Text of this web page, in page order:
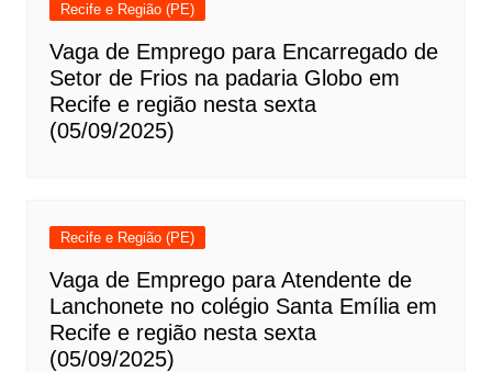
Recife e Região (PE)
Vaga de Emprego para Encarregado de
Setor de Frios na padaria Globo em
Recife e região nesta sexta
(05/09/2025)
Recife e Região (PE)
Vaga de Emprego para Atendente de
Lanchonete no colégio Santa Emília em
Recife e região nesta sexta
(05/09/2025)